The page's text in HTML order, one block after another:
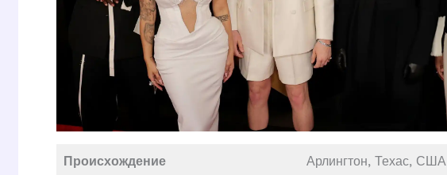
Происхождение Арлингтон, Техас, США